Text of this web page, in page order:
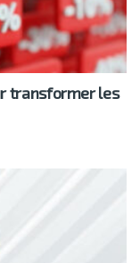
transformer les